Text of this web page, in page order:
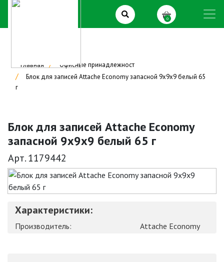
0
Главная
Офисные принадлежност
Блок для записей Attache Economy запасной 9х9х9 белый 65
г
Блок для записей Attache Economy
запасной 9х9х9 белый 65 г
Арт. 1179442
Характеристики:
Производитель: Attache Economy